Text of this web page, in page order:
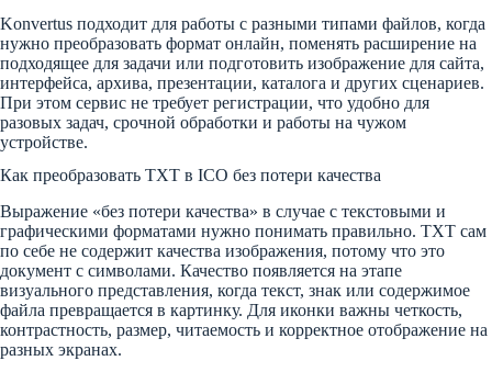
Konvertus подходит для работы с разными типами файлов, когда
нужно преобразовать формат онлайн, поменять расширение на
подходящее для задачи или подготовить изображение для сайта,
интерфейса, архива, презентации, каталога и других сценариев.
При этом сервис не требует регистрации, что удобно для
разовых задач, срочной обработки и работы на чужом
устройстве.
Как преобразовать TXT в ICO без потери качества
Выражение «без потери качества» в случае с текстовыми и
графическими форматами нужно понимать правильно. TXT сам
по себе не содержит качества изображения, потому что это
документ с символами. Качество появляется на этапе
визуального представления, когда текст, знак или содержимое
файла превращается в картинку. Для иконки важны четкость,
контрастность, размер, читаемость и корректное отображение на
разных экранах.